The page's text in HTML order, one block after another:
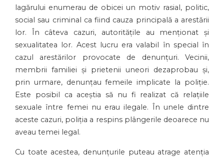
lagărului enumerau de obicei un motiv rasial, politic,
social sau criminal ca fiind cauza principală a arestării
lor. În câteva cazuri, autoritățile au menționat și
sexualitatea lor. Acest lucru era valabil în special în
cazul arestărilor provocate de denunțuri. Vecinii,
membrii familiei și prietenii uneori dezaprobau și,
prin urmare, denunțau femeile implicate la poliție.
Este posibil ca aceștia să nu fi realizat că relațiile
sexuale între femei nu erau ilegale. În unele dintre
aceste cazuri, poliția a respins plângerile deoarece nu
aveau temei legal.
Cu toate acestea, denunțurile puteau atrage atenția